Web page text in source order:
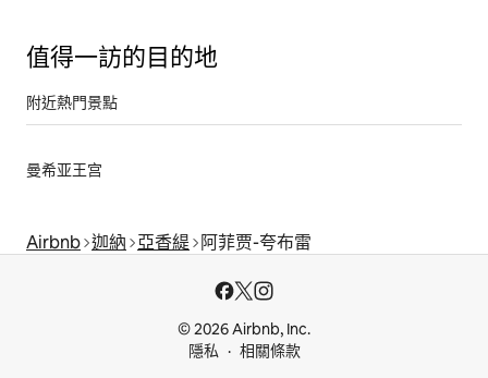
值得一訪的目的地
附近熱門景點
曼希亚王宫
Airbnb 迦納 亞香緹 阿菲贾-夸布雷
© 2026 Airbnb, Inc.
隱私
相關條款